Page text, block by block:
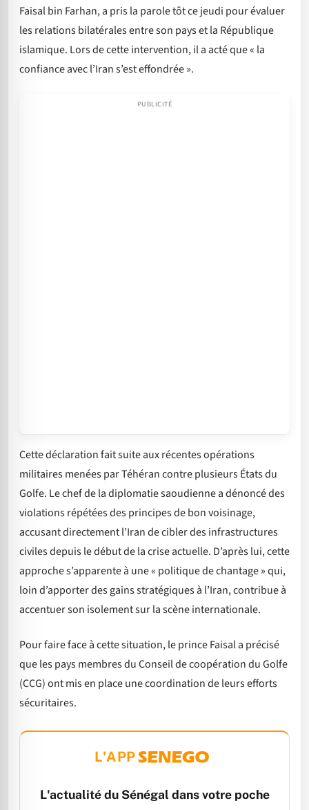
Faisal bin Farhan, a pris la parole tôt ce jeudi pour évaluer
les relations bilatérales entre son pays et la République
islamique. Lors de cette intervention, il a acté que « la
confiance avec l’Iran s’est effondrée ».
Cette déclaration fait suite aux récentes opérations
militaires menées par Téhéran contre plusieurs États du
Golfe. Le chef de la diplomatie saoudienne a dénoncé des
violations répétées des principes de bon voisinage,
accusant directement l’Iran de cibler des infrastructures
civiles depuis le début de la crise actuelle. D’après lui, cette
approche s’apparente à une « politique de chantage » qui,
loin d’apporter des gains stratégiques à l’Iran, contribue à
accentuer son isolement sur la scène internationale.
Pour faire face à cette situation, le prince Faisal a précisé
que les pays membres du Conseil de coopération du Golfe
(CCG) ont mis en place une coordination de leurs efforts
sécuritaires.
L'APP
L'actualité du Sénégal dans votre poche